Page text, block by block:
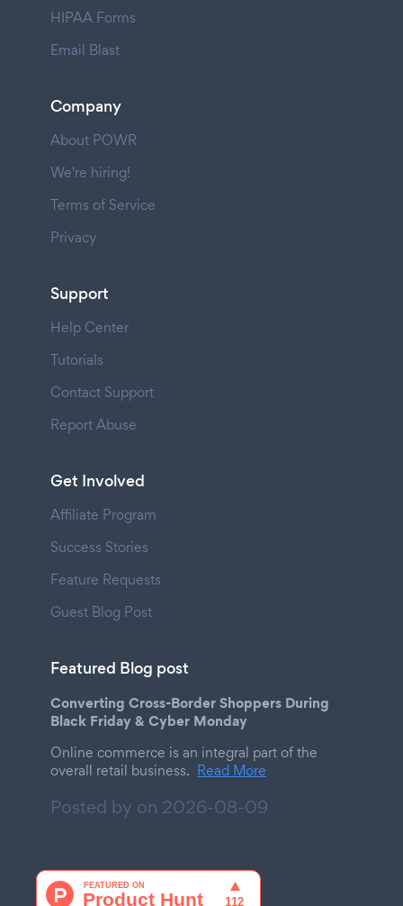
HIPAA Forms
Email Blast
Company
About POWR
We're hiring!
Terms of Service
Privacy
Support
Help Center
Tutorials
Contact Support
Report Abuse
Get Involved
Affiliate Program
Success Stories
Feature Requests
Guest Blog Post
Featured Blog post
Converting Cross-Border Shoppers During
Black Friday & Cyber Monday
Online commerce is an integral part of the
overall retail business. Read More
Posted by on 2026-08-09